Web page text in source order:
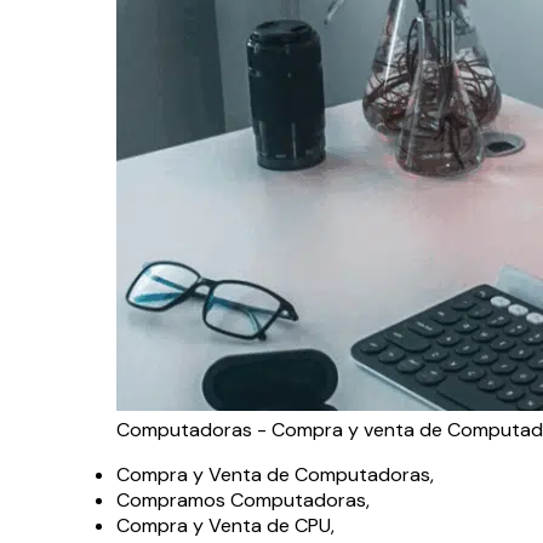
Computadoras - Compra y venta de
Compra y Venta de Computadoras,
Compramos Computadoras,
Compra y Venta de CPU,